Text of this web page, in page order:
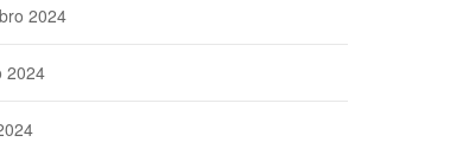
2024
2024